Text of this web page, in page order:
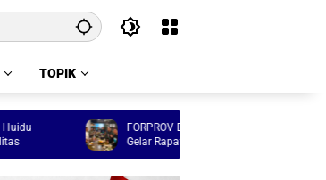
TOPIK
FORPROV Boalemo Sukses, KORMI Gorontalo
Gelar Rapat Evaluasi Menyeluruh